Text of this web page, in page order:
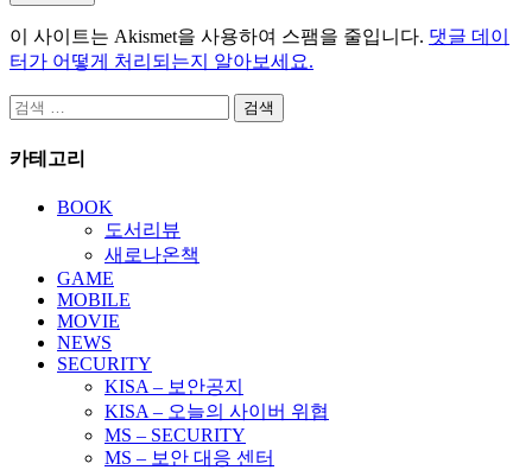
이 사이트는 Akismet을 사용하여 스팸을 줄입니다. 댓글 데이
터가 어떻게 처리되는지 알아보세요.
검
카테고리
BOOK
도서리뷰
새로나온책
GAME
MOBILE
MOVIE
NEWS
SECURITY
KISA – 보안공지
KISA – 오늘의 사이버 위협
MS – SECURITY
MS – 보안 대응 센터